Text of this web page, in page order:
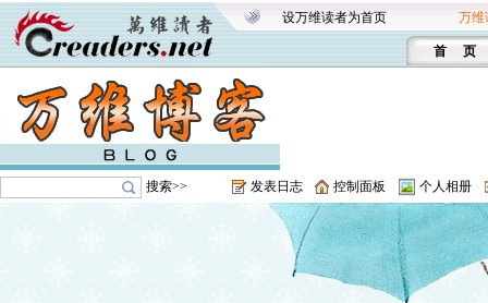
设万维读者为首页 万维
首 页
搜索>> 发表日志 控制面板 个人相册